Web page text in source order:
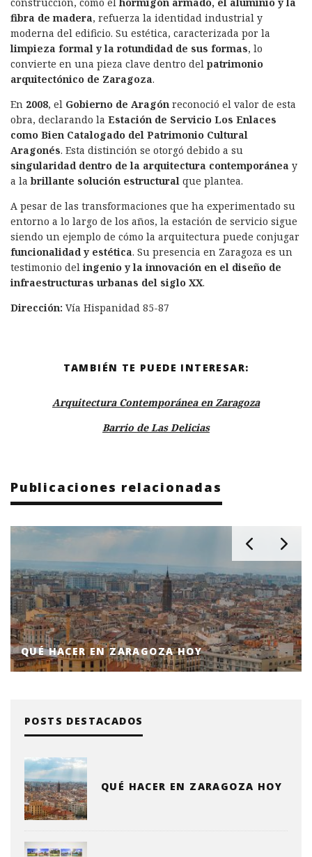
fibra de madera, refuerza la identidad industrial y
moderna del edificio. Su estética, caracterizada por la
limpieza formal y la rotundidad de sus formas, lo
convierte en una pieza clave dentro del patrimonio
arquitectónico de Zaragoza.
En 2008, el Gobierno de Aragón reconoció el valor de esta
obra, declarando la Estación de Servicio Los Enlaces
como Bien Catalogado del Patrimonio Cultural
Aragonés. Esta distinción se otorgó debido a su
singularidad dentro de la arquitectura contemporánea y
a labrillante solución estructural que plantea.
A pesar de las transformaciones que ha experimentado su
entorno a lo largo de los años, la estación de servicio sigue
siendo un ejemplo de cómo la arquitectura puede conjugar
funcionalidad y estética. Su presencia en Zaragoza es un
testimonio delingenio y la innovación en el diseño de
infraestructuras urbanas del siglo XX.
Dirección: Vía Hispanidad 85-87
TAMBIÉN TE PUEDE INTERESAR:
Arquitectura Contemporánea en Zaragoza
Barrio de Las Delicias
Publicaciones relacionadas
QUÉ HACER EN ZARAGOZA HOY
POSTS DESTACADOS
QUÉ HACER EN ZARAGOZA HOY